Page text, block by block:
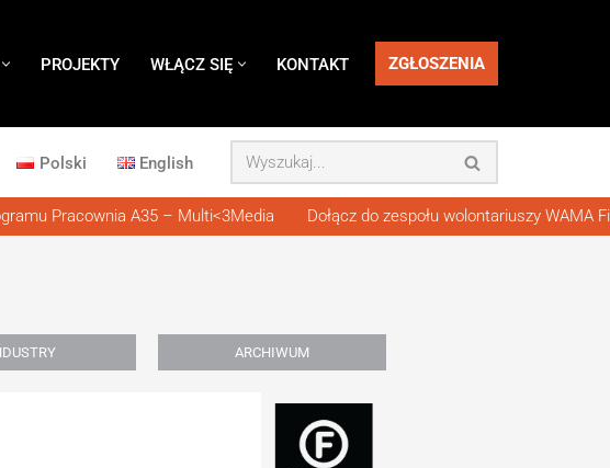
PROJEKTY WŁĄCZ SIĘ KONTAKT ZGŁOSZENIA
Polski English
Pracownia A35 – Multi<3Media Dołącz do zespołu wolontariuszy WAMA
ARCHIWUM